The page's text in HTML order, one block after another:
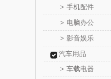
> 手机配件
> 电脑办公
> 影音娱乐
汽车用品
> 车载电器